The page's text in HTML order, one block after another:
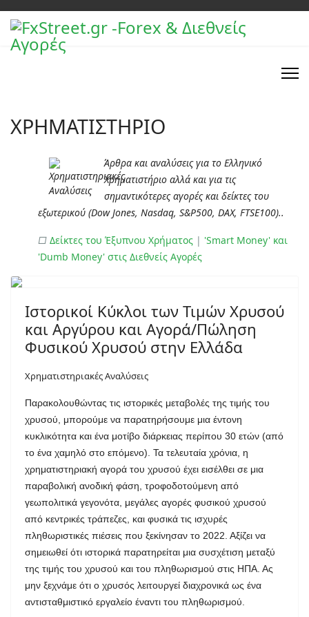
ΧΡΗΜΑΤΙΣΤΗΡΙΟ
Άρθρα και αναλύσεις για το Ελληνικό
Χρηματιστήριο αλλά και για τις
σημαντικότερες αγορές και δείκτες του
εξωτερικού (Dow Jones, Nasdaq, S&P500, DAX, FTSE100)..
□ Δείκτες του Έξυπνου Χρήματος | 'Smart Money' και
'Dumb Money' στις Διεθνείς Αγορές
Ιστορικοί Κύκλοι των Τιμών Χρυσού
και Αργύρου και Αγορά/Πώληση
Φυσικού Χρυσού στην Ελλάδα
Χρηματιστηριακές Αναλύσεις
Παρακολουθώντας τις ιστορικές μεταβολές της τιμής του
χρυσού, μπορούμε να παρατηρήσουμε μια έντονη
κυκλικότητα και ένα μοτίβο διάρκειας περίπου 30 ετών (από
το ένα χαμηλό στο επόμενο). Τα τελευταία χρόνια, η
χρηματιστηριακή αγορά του χρυσού έχει εισέλθει σε μια
παραβολική ανοδική φάση, τροφοδοτούμενη από
γεωπολιτικά γεγονότα, μεγάλες αγορές φυσικού χρυσού
από κεντρικές τράπεζες, και φυσικά τις ισχυρές
πληθωριστικές πιέσεις που ξεκίνησαν το 2022. Αξίζει να
σημειωθεί ότι ιστορικά παρατηρείται μια συσχέτιση μεταξύ
της τιμής του χρυσού και του πληθωρισμού στις ΗΠΑ. Ας
μην ξεχνάμε ότι ο χρυσός λειτουργεί διαχρονικά ως ένα
αντισταθμιστικό εργαλείο έναντι του πληθωρισμού.